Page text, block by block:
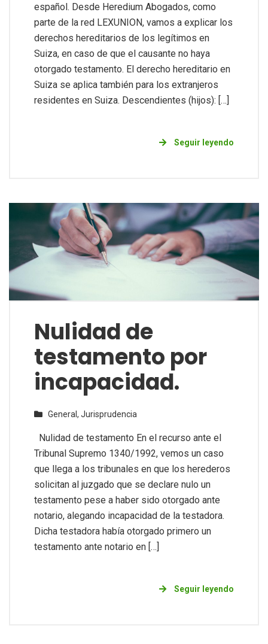
español. Desde Heredium Abogados, como
parte de la red LEXUNION, vamos a explicar los
derechos hereditarios de los legítimos en
Suiza, en caso de que el causante no haya
otorgado testamento. El derecho hereditario en
Suiza se aplica también para los extranjeros
residentes en Suiza. Descendientes (hijos): […]
Seguir leyendo
Nulidad de
testamento por
incapacidad.
General, Jurisprudencia
Nulidad de testamento En el recurso ante el
Tribunal Supremo 1340/1992, vemos un caso
que llega a los tribunales en que los herederos
solicitan al juzgado que se declare nulo un
testamento pese a haber sido otorgado ante
notario, alegando incapacidad de la testadora.
Dicha testadora había otorgado primero un
testamento ante notario en […]
Seguir leyendo